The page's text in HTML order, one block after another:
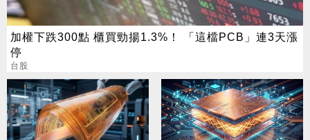
加權下跌300點 櫃買勁揚1.3%！ 「這檔PCB」連3天漲
停
台股